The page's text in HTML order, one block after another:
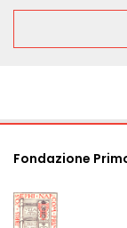
Fondazione